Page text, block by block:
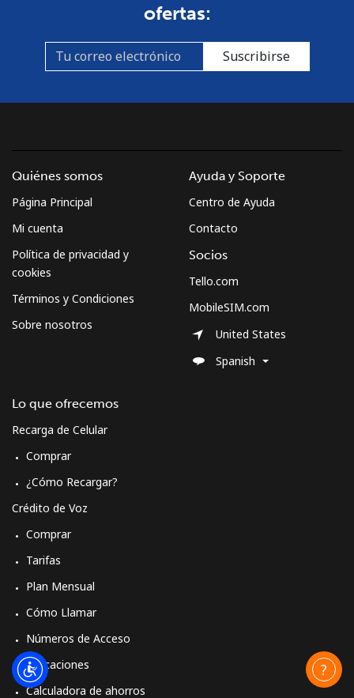
ofertas:
Suscribirse
Quiénes somos
Página Principal
Mi cuenta
Política de privacidad y
cookies
Términos y Condiciones
Sobre nosotros
Lo que ofrecemos
Recarga de Celular
Comprar
¿Cómo Recargar?
Crédito de Voz
Comprar
Tarifas
Plan Mensual
Cómo Llamar
Números de Acceso
Aplicaciones
Calculadora de ahorros
Ayuda y Soporte
Centro de Ayuda
Contacto
Socios
Tello.com
MobileSIM.com
United States
Spanish